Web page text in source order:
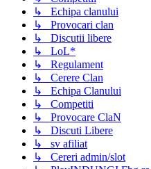
↳ Echipa clanului
↳ Provocari clan
↳ Discutii libere
↳ LoL*
↳ Regulament
↳ Cerere Clan
↳ Echipa Clanului
↳ Competiti
↳ Provocare ClaN
↳ Discuti Libere
↳ sv afiliat
↳ Cereri admin/slot